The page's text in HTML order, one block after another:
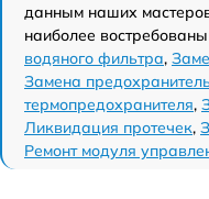
данным наших
наиболее
водяного фильтра,
Замена
термопредохранителя,
Ликвидация протечек,
Ремонт модуля